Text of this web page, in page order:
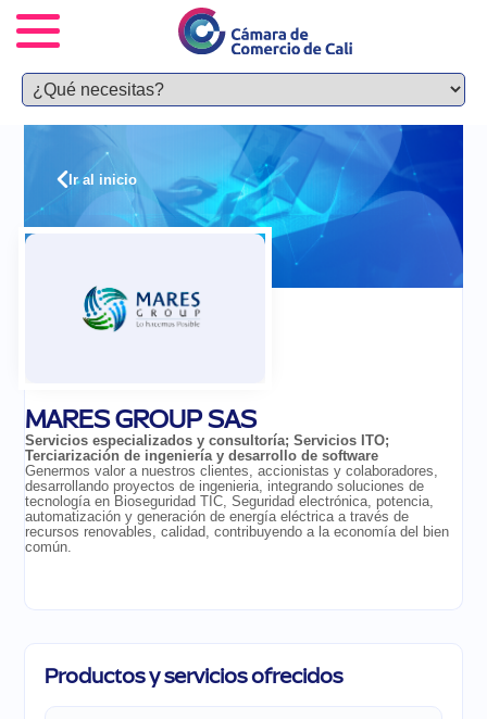
Ir al inicio
MARES GROUP SAS
Servicios especializados y consultoría;Servicios ITO;
Terciarización de ingeniería y desarrollo de software
Genermos valor a nuestros clientes, accionistas y colaboradores,
desarrollando proyectos de ingenieria, integrando soluciones de
tecnología en Bioseguridad TIC, Seguridad electrónica, potencia,
automatización y generación de energía eléctrica a través de
recursos renovables, calidad, contribuyendo a la economía del bien
común.
Productos y servicios ofrecidos